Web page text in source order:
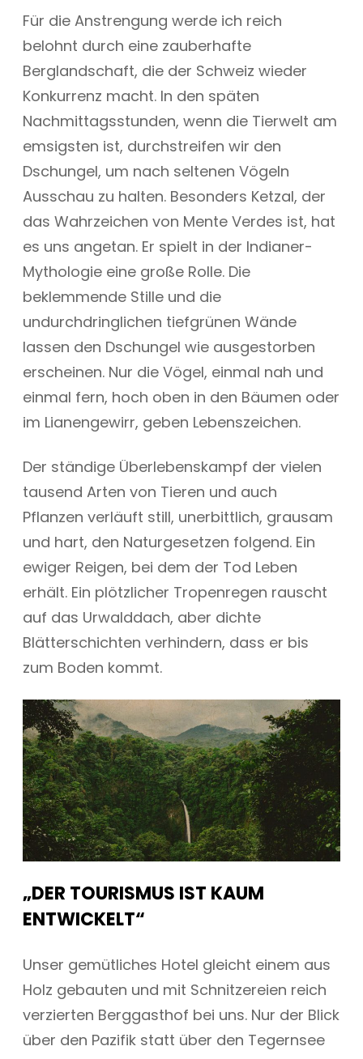
Für die Anstrengung werde ich reich
belohnt durch eine zauberhafte
Berglandschaft, die der Schweiz wieder
Konkurrenz macht. In den späten
Nachmittagsstunden, wenn die Tierwelt am
emsigsten ist, durchstreifen wir den
Dschungel, um nach seltenen Vögeln
Ausschau zu halten. Besonders Ketzal, der
das Wahrzeichen von Mente Verdes ist, hat
es uns angetan. Er spielt in der Indianer-
Mythologie eine große Rolle. Die
beklemmende Stille und die
undurchdringlichen tiefgrünen Wände
lassen den Dschungel wie ausgestorben
erscheinen. Nur die Vögel, einmal nah und
einmal fern, hoch oben in den Bäumen oder
im Lianengewirr, geben Lebenszeichen.
Der ständige Überlebenskampf der vielen
tausend Arten von Tieren und auch
Pflanzen verläuft still, unerbittlich, grausam
und hart, den Naturgesetzen folgend. Ein
ewiger Reigen, bei dem der Tod Leben
erhält. Ein plötzlicher Tropenregen rauscht
auf das Urwalddach, aber dichte
Blätterschichten verhindern, dass er bis
zum Boden kommt.
„DER TOURISMUS IST KAUM
ENTWICKELT“
Unser gemütliches Hotel gleicht einem aus
Holz gebauten und mit Schnitzereien reich
verzierten Berggasthof bei uns. Nur der Blick
über den Pazifik statt über den Tegernsee